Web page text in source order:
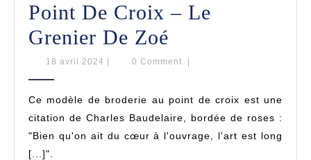
Point De Croix – Le
Grenier De Zoé
L’art
Long
–
18 avril 2024 18
| 0 Comment |
Ce modèle de broderie au point de croix est une
citation de Charles Baudelaire, bordée de roses :
"Bien qu'on ait du cœur à l'ouvrage, l'art est long
[...]".